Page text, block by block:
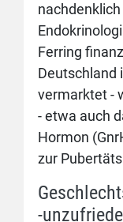
Ferring
Deutschland
vermarktet -
- etwa auch
Hormon
zur
-